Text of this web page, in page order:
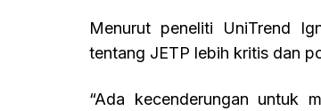
Menurut peneliti UniTrend
tentang JETP lebih kritis dan
“Ada kecenderungan untuk